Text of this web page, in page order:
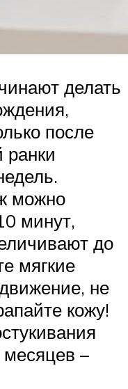
делать
после
ранки
можно
минут,
до
мягкие
не
кожу!
–